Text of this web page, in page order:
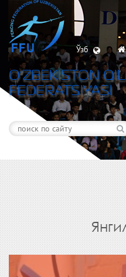
Ўзб
O’ZBEKISTON
FEDERATSIYASI